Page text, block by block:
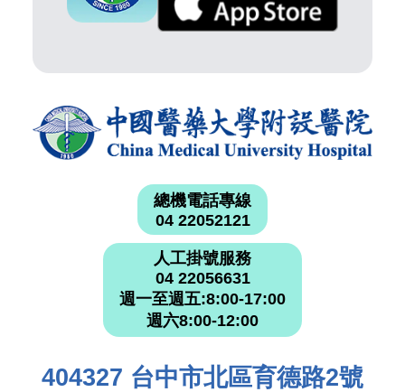
總機電話專線
04 22052121
人工掛號服務
04 22056631
週一至週五:8:00-17:00
週六8:00-12:00
404327 台中市北區育德路2號